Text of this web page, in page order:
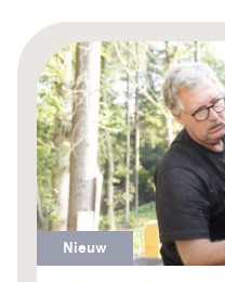
Nieuw